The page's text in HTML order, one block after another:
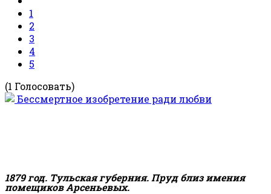
1
2
3
4
5
(1 Голосовать)
1879 год. Тульская губерния. Пруд близ имения
помещиков Арсеньевых.